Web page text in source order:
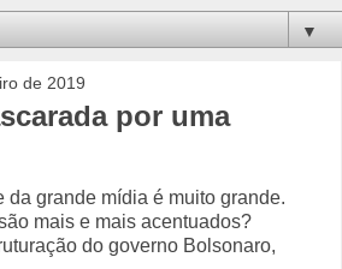
▼
de 2019
por uma
da grande mídia é muito grande.
mais e mais acentuados?
do governo Bolsonaro,